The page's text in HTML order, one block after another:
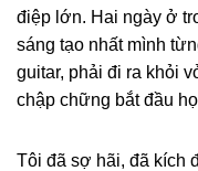
điệp lớn. Hai ngày ở
sáng tạo nhất mình
guitar, phải đi ra khỏi
chập chững bắt đầu
Tôi đã sợ hãi, đã kích